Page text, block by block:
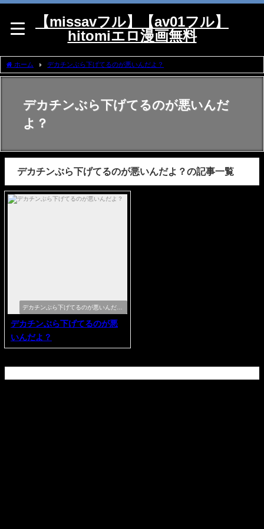
【missavフル】【av01フル】
hitomiエロ漫画無料
ホーム デカチンぶら下げてるのが悪いんだよ？
デカチンぶら下げてるのが悪いんだ
よ？
デカチンぶら下げてるのが悪いんだよ？の記事一覧
デカチンぶら下げてるのが悪いんだ
デカチンぶら下げてるのが悪
いんだよ？